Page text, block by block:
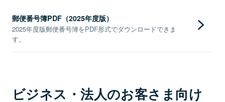
郵便番号簿PDF（2025年度版）
2025年度版郵便番号簿をPDF形式でダウンロードできま
す。
ビジネス・法人のお客さま向け